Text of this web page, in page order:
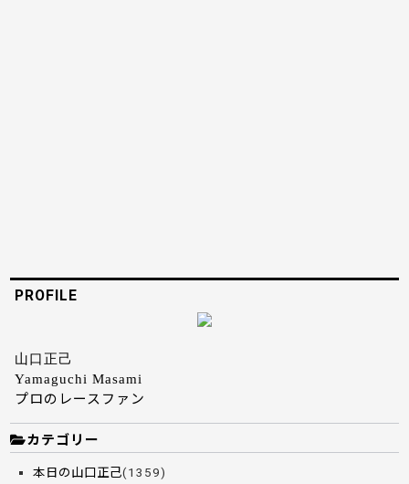
PROFILE
山口正己
Yamaguchi Masami
プロのレースファン
カテゴリー
本日の山口正己(1359)